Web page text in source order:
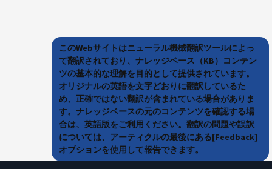
このWebサイトはニューラル機械翻訳ツールによっ
て翻訳されており、ナレッジベース（KB）コンテン
ツの基本的な理解を目的として提供されています。
オリジナルの英語を文字どおりに翻訳しているた
め、正確ではない翻訳が含まれている場合がありま
す。ナレッジベースの元のコンテンツを確認する場
合は、英語版をご利用ください。翻訳の問題や誤訳
については、アーティクルの最後にある[Feedback]
オプションを使用して報告できます。